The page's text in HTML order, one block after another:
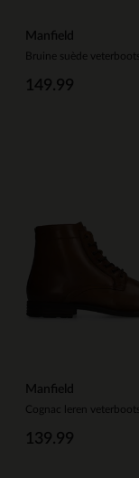
Manfield
Bruine suède veterboots
149.99
Manfield
Cognac leren veterboots
139.99